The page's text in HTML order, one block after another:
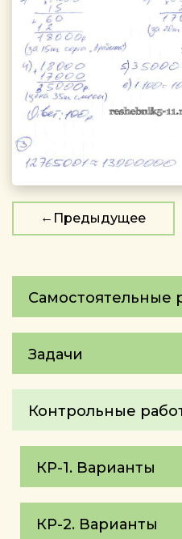
Предыдущее
Самостоятельные
Задачи
Контрольные
КР-1. Варианты
КР-2. Варианты